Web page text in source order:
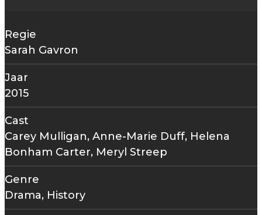
Regie
Sarah Gavron
Jaar
2015
Cast
Carey Mulligan, Anne-Marie Duff, Helena
Bonham Carter, Meryl Streep
Genre
Drama, History